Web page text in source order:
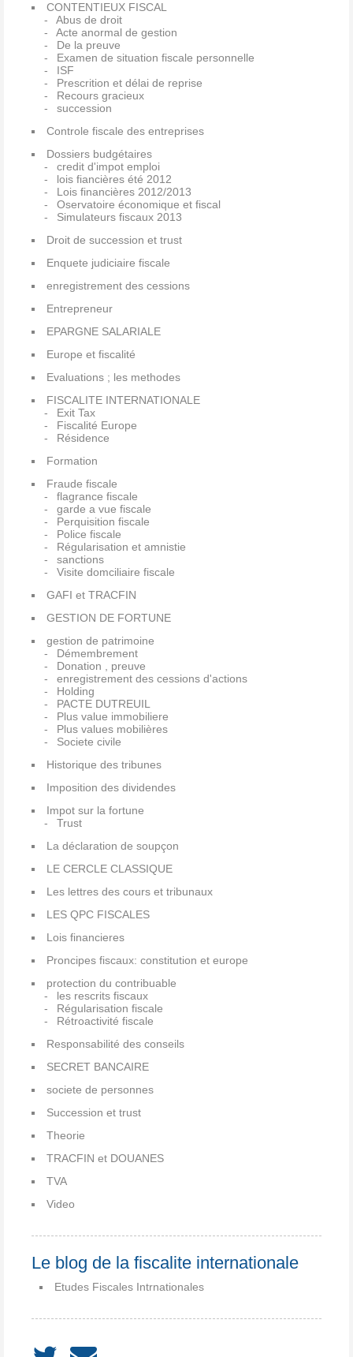
CONTENTIEUX FISCAL
Abus de droit
Acte anormal de gestion
De la preuve
Examen de situation fiscale personnelle
ISF
Prescrition et délai de reprise
Recours gracieux
succession
Controle fiscale des entreprises
Dossiers budgétaires
credit d'impot emploi
lois fiancières été 2012
Lois financières 2012/2013
Oservatoire économique et fiscal
Simulateurs fiscaux 2013
Droit de succession et trust
Enquete judiciaire fiscale
enregistrement des cessions
Entrepreneur
EPARGNE SALARIALE
Europe et fiscalité
Evaluations ; les methodes
FISCALITE INTERNATIONALE
Exit Tax
Fiscalité Europe
Résidence
Formation
Fraude fiscale
flagrance fiscale
garde a vue fiscale
Perquisition fiscale
Police fiscale
Régularisation et amnistie
sanctions
Visite domciliaire fiscale
GAFI et TRACFIN
GESTION DE FORTUNE
gestion de patrimoine
Démembrement
Donation , preuve
enregistrement des cessions d'actions
Holding
PACTE DUTREUIL
Plus value immobiliere
Plus values mobilières
Societe civile
Historique des tribunes
Imposition des dividendes
Impot sur la fortune
Trust
La déclaration de soupçon
LE CERCLE CLASSIQUE
Les lettres des cours et tribunaux
LES QPC FISCALES
Lois financieres
Proncipes fiscaux: constitution et europe
protection du contribuable
les rescrits fiscaux
Régularisation fiscale
Rétroactivité fiscale
Responsabilité des conseils
SECRET BANCAIRE
societe de personnes
Succession et trust
Theorie
TRACFIN et DOUANES
TVA
Video
Le blog de la fiscalite internationale
Etudes Fiscales Intrnationales